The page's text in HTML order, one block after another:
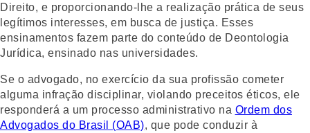
Direito, e proporcionando-lhe a realização prática de seus
legítimos interesses, em busca de justiça. Esses
ensinamentos fazem parte do conteúdo de Deontologia
Jurídica, ensinado nas universidades.
Se o advogado, no exercício da sua profissão cometer
alguma infração disciplinar, violando preceitos éticos, ele
responderá a um processo administrativo na Ordem dos
Advogados do Brasil (OAB), que pode conduzir à